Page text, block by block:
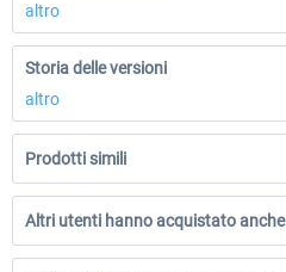
altro
Storia delle versioni
altro
Prodotti simili
Altri utenti hanno acquistato anche